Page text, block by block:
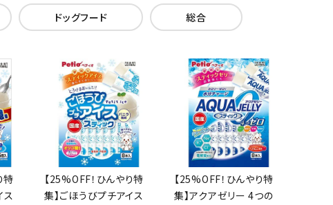
ドッグフード 総合
特
ス
【25%OFF！ひんやり特
集】ごほうびプチアイス
【25%OFF！ひんやり特
集】アクアゼリー 4つの